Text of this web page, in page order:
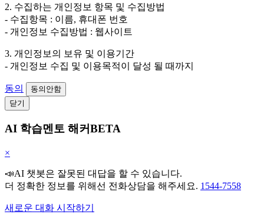
2. 수집하는 개인정보 항목 및 수집방법
- 수집항목 : 이름, 휴대폰 번호
- 개인정보 수집방법 : 웹사이트
3. 개인정보의 보유 및 이용기간
- 개인정보 수집 및 이용목적이 달성 될 때까지
동의
동의안함
닫기
AI 학습멘토 해커BETA
×
📣AI 챗봇은 잘못된 대답을 할 수 있습니다.
더 정확한 정보를 위해선 전화상담을 해주세요. 1544-7558
새로운 대화 시작하기